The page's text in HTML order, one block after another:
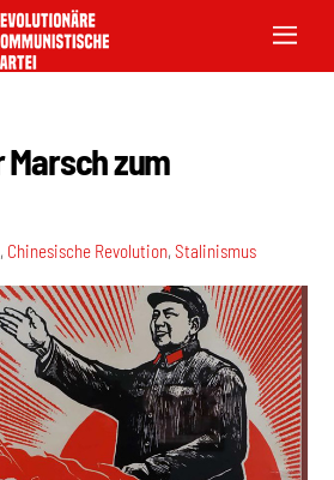
Marsch zum
, Chinesische Revolution,Stalinismus